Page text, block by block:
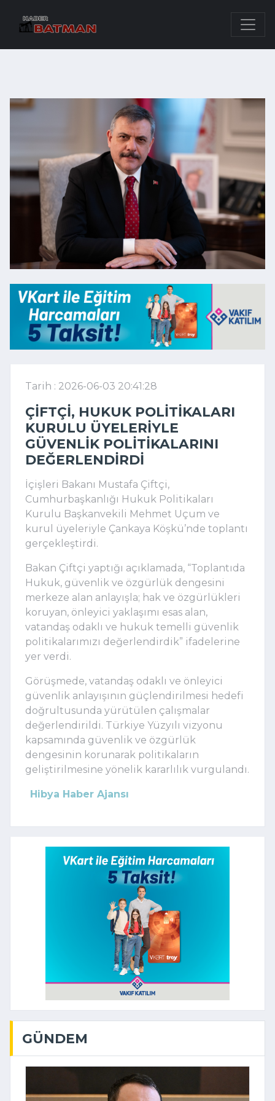
Tarih : 2026-06-03 20:41:28
ÇIFTÇI, HUKUK POLITIKALARI
KURULU ÜYELERIYLE
GÜVENLIK POLITIKALARINI
DEĞERLENDIRDI
İçişleri Bakanı Mustafa Çiftçi,
Cumhurbaşkanlığı Hukuk Politikaları
Kurulu Başkanvekili Mehmet Uçum ve
kurul üyeleriyle Çankaya Köşkü’nde toplantı
gerçekleştirdi.
Bakan Çiftçi yaptığı açıklamada, “Toplantıda
Hukuk, güvenlik ve özgürlük dengesini
merkeze alan anlayışla; hak ve özgürlükleri
koruyan, önleyici yaklaşımı esas alan,
vatandaş odaklı ve hukuk temelli güvenlik
politikalarımızı değerlendirdik” ifadelerine
yer verdi.
Görüşmede, vatandaş odaklı ve önleyici
güvenlik anlayışının güçlendirilmesi hedefi
doğrultusunda yürütülen çalışmalar
değerlendirildi. Türkiye Yüzyılı vizyonu
kapsamında güvenlik ve özgürlük
dengesinin korunarak politikaların
geliştirilmesine yönelik kararlılık vurgulandı.
Hibya Haber Ajansı
GÜNDEM